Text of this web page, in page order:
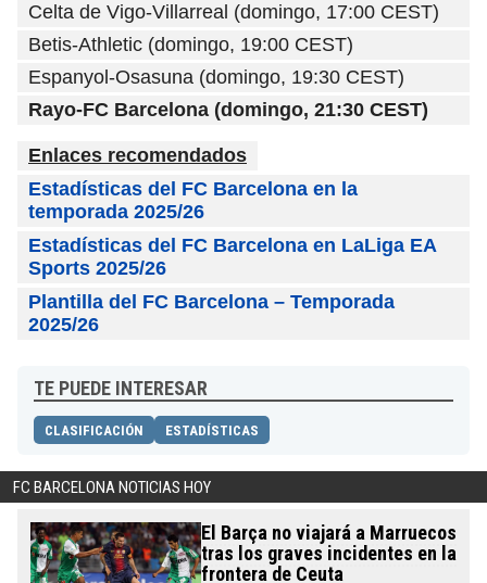
Celta de Vigo-Villarreal (domingo, 17:00 CEST)
Betis-Athletic (domingo, 19:00 CEST)
Espanyol-Osasuna (domingo, 19:30 CEST)
Rayo-FC Barcelona (domingo, 21:30 CEST)
Enlaces recomendados
Estadísticas del FC Barcelona en la
temporada 2025/26
Estadísticas del FC Barcelona en LaLiga EA
Sports 2025/26
Plantilla del FC Barcelona – Temporada
2025/26
TE PUEDE INTERESAR
CLASIFICACIÓN ESTADÍSTICAS
FC BARCELONA NOTICIAS HOY
El Barça no viajará a Marruecos
tras los graves incidentes en la
frontera de Ceuta